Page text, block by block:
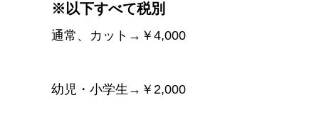
※以下すべて税別
通常、カット→￥4,000
幼児・小学生→￥2,000